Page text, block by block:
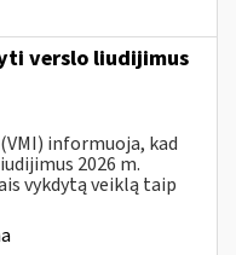
verslo liudijimus
informuoja, kad
2026 m.
vykdytą veiklą taip